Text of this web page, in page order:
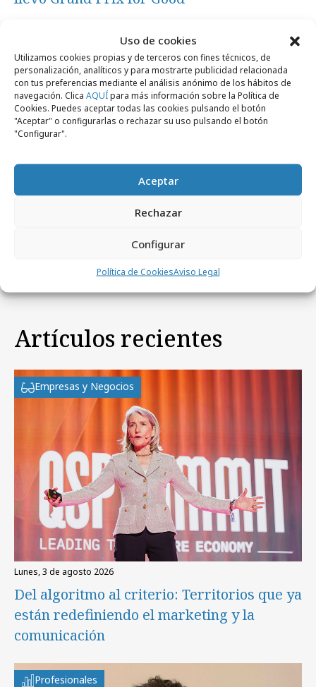
Uso de cookies
Utilizamos cookies propias y de terceros con fines técnicos, de
personalización, analíticos y para mostrarte publicidad relacionada
con tus preferencias mediante el análisis anónimo de los hábitos de
navegación. Clica AQUÍpara más información sobre la Política de
Cookies. Puedes aceptar todas las cookies pulsando el botón
"Aceptar" o configurarlas o rechazar su uso pulsando el botón
"Configurar".
Aceptar
Rechazar
Configurar
Política de CookiesAviso Legal
jueves, 2 de julio 2026
El videopodcast 9,99 se mete en el jardín
Artículos recientes
Empresas y Negocios
lunes, 3 de agosto 2026
Del algoritmo al criterio: Territorios que ya
están redefiniendo el marketing y la
comunicación
Profesionales